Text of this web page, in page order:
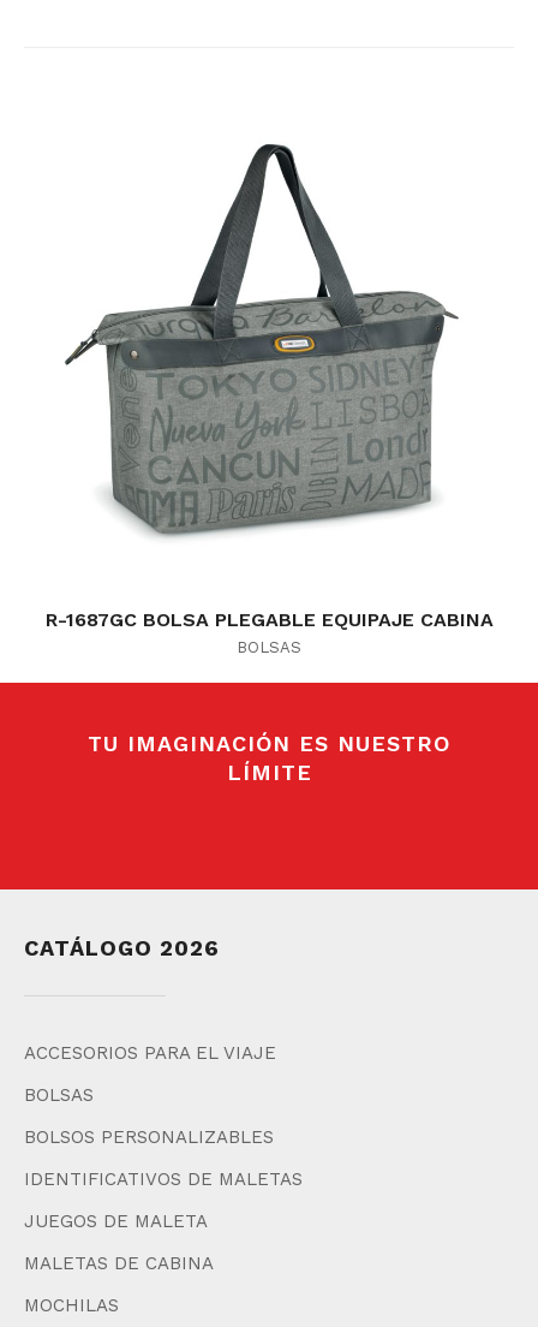
R-1687GC BOLSA PLEGABLE EQUIPAJE CABINA
BOLSAS
TU IMAGINACIÓN ES NUESTRO
LÍMITE
CATÁLOGO 2026
ACCESORIOS PARA EL VIAJE
BOLSAS
BOLSOS PERSONALIZABLES
IDENTIFICATIVOS DE MALETAS
JUEGOS DE MALETA
MALETAS DE CABINA
MOCHILAS